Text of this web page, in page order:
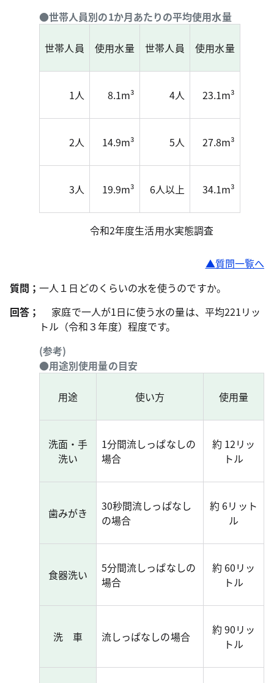
●世帯人員別の1か月あたりの平均使用水量
世帯人員 使用水量 世帯人員 使用水量
1人 8.1m³ 4人 23.1m³
2人 14.9m³ 5人 27.8m³
3人 19.9m³ 6人以上 34.1m³
令和2年度生活用水実態調査
▲質問一覧へ
質問；一人１日どのくらいの水を使うのですか。
回答；
家庭で一人が1日に使う水の量は、平均221リッ
トル（令和３年度）程度です。
(参考)
●用途別使用量の目安
用途 使い方 使用量
洗面・手
洗い
1分間流しっぱなしの
場合
約 12リッ
トル
歯みがき
30秒間流しっぱなし
の場合
約 6リット
ル
食器洗い
5分間流しっぱなしの
場合
約 60リッ
トル
洗 車 流しっぱなしの場合
約 90リッ
トル